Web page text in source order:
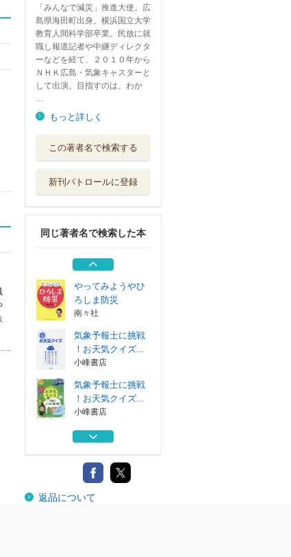
「みんなで減災」推進大使。広
島県海田町出身。横浜国立大学
教育人間科学部卒業。民放に就
職し報道記者や中継ディレクタ
ーなどを経て、２０１０年から
ＮＨＫ広島・気象キャスターと
して出演。目指すのは、わか
…
もっと詳しく
この著者名で検索する
新刊パトロールに登録
同じ著者名で検索した本
！お天気クイズ...
気象予報士に挑戦
小峰書店
気象予報士に挑戦
！お天気クイズ...
小峰書店
やってみようやひ
ろしま防災
南々社
気象予報士に挑戦
！お天気クイズ...
小峰書店
気象予報士に挑戦
！お天気クイズ...
小峰書店
気象予報士に挑戦
小峰書店
気象予報士に挑戦
！お天気クイズ...
返品について